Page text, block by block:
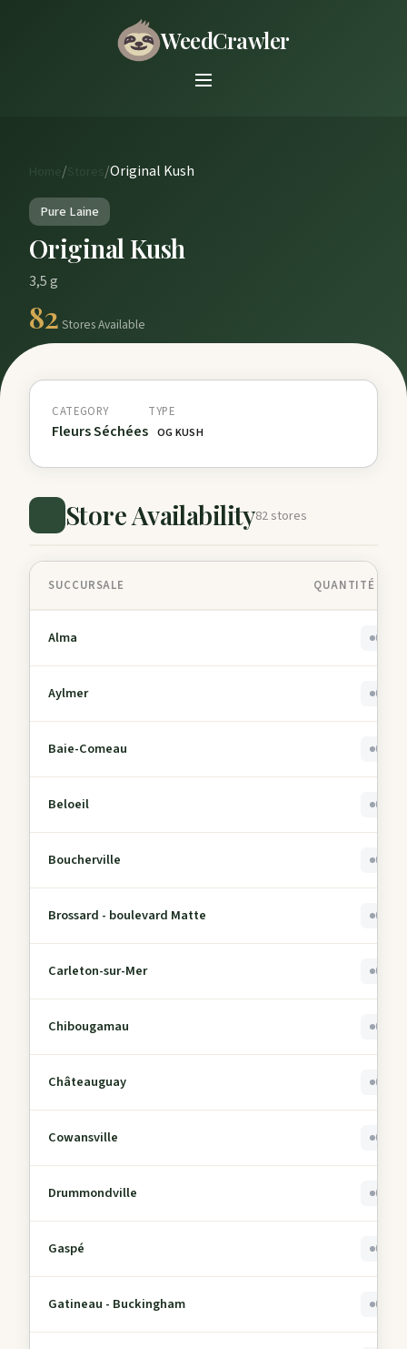
WeedCrawler
Home / /Original Kush
Pure Laine
Original Kush
3,5 g
82 Stores Available
CATEGORY
Fleurs Séchées
TYPE
OG KUSH
Store Availability82 stores
SUCCURSALE QUANTITÉ EN
Alma 0
Aylmer 0
Baie-Comeau 0
Beloeil 0
Boucherville 0
Brossard - boulevard Matte 0
Carleton-sur-Mer 0
Chibougamau 0
Châteauguay 0
Cowansville 0
Drummondville 0
Gaspé 0
Gatineau - Buckingham 0